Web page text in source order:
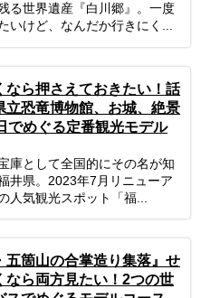
る世界遺産『白川郷』。一度
いけど、なんだか行きにく...
なら押さえておきたい！話
立恐竜博物館、お城、絶景
でめぐる定番観光モデル
庫として全国的にその名が知
井県。2023年7月リニューア
人気観光スポット「福...
五箇山の合掌造り集落』せ
なら両方見たい！2つの世